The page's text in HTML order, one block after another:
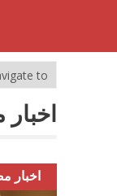
اخبار